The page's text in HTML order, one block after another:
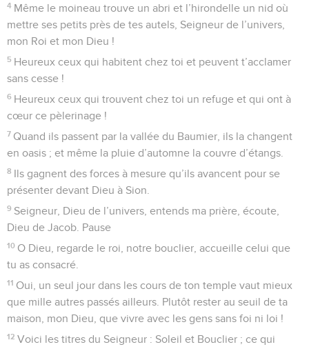
4 Même le moineau trouve un abri et l’hirondelle un nid où
mettre ses petits près de tes autels, Seigneur de l’univers,
mon Roi et mon Dieu !
5 Heureux ceux qui habitent chez toi et peuvent t’acclamer
sans cesse !
6 Heureux ceux qui trouvent chez toi un refuge et qui ont à
cœur ce pèlerinage !
7 Quand ils passent par la vallée du Baumier, ils la changent
en oasis ; et même la pluie d’automne la couvre d’étangs.
8 Ils gagnent des forces à mesure qu’ils avancent pour se
présenter devant Dieu à Sion.
9 Seigneur, Dieu de l’univers, entends ma prière, écoute,
Dieu de Jacob. Pause
10 O Dieu, regarde le roi, notre bouclier, accueille celui que
tu as consacré.
11 Oui, un seul jour dans les cours de ton temple vaut mieux
que mille autres passés ailleurs. Plutôt rester au seuil de ta
maison, mon Dieu, que vivre avec les gens sans foi ni loi !
12 Voici les titres du Seigneur : Soleil et Bouclier ; ce qui